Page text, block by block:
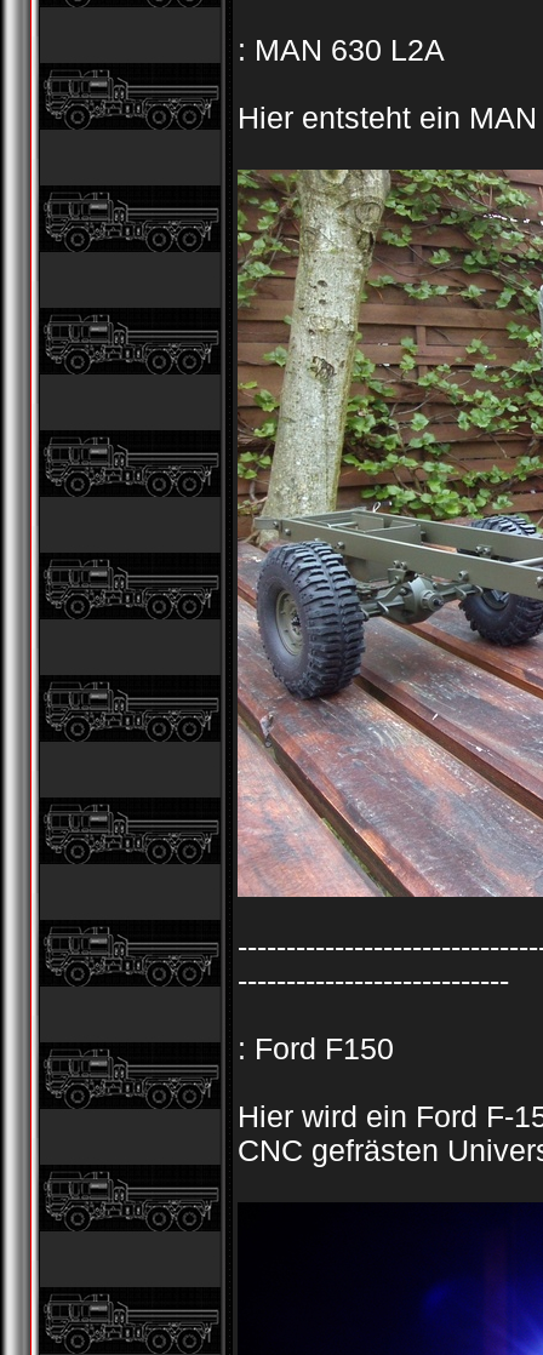
: MAN 630 L2A
Hier entsteht ein
----------------------------
: Ford F150
Hier wird ein Ford F-
CNC gefrästen